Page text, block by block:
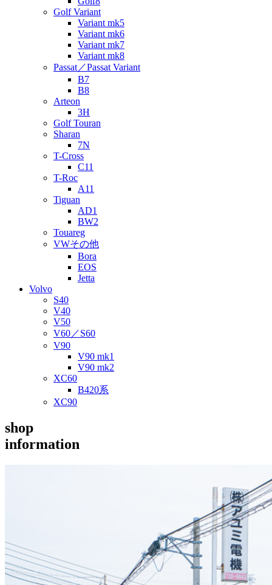
Golf Variant
Variant mk5
Variant mk6
Variant mk7
Variant mk8
Passat／Passat Variant
B7
B8
Arteon
3H
Golf Touran
Sharan
7N
T-Cross
C11
T-Roc
A11
Tiguan
AD1
BW2
Touareg
VWその他
Bora
EOS
Jetta
Volvo
S40
V40
V50
V60／S60
V90
V90 mk1
V90 mk2
XC60
B420系
XC90
shop
information